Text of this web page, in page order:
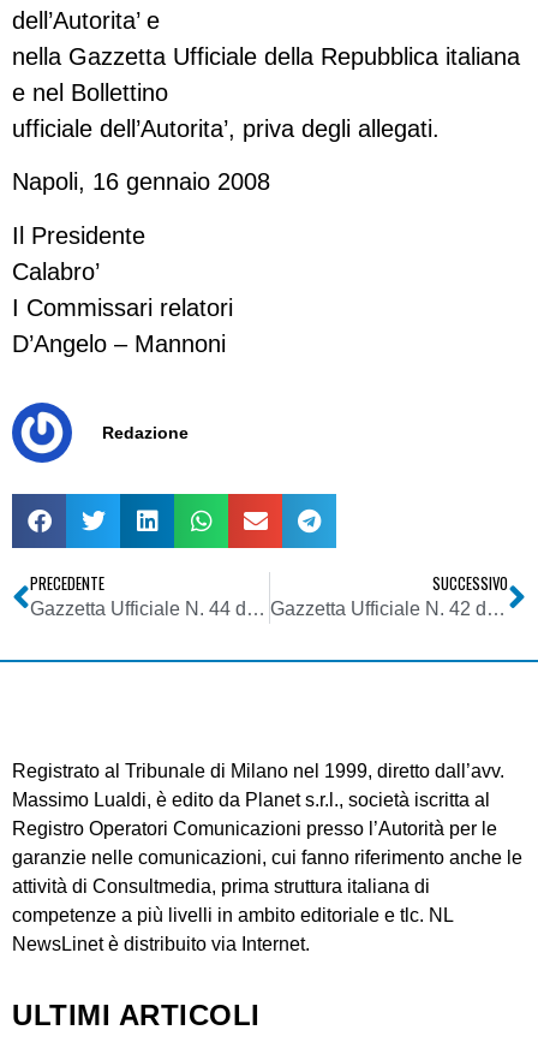
dell’Autorita’ e
nella Gazzetta Ufficiale della Repubblica italiana
e nel Bollettino
ufficiale dell’Autorita’, priva degli allegati.
Napoli, 16 gennaio 2008
Il Presidente
Calabro’
I Commissari relatori
D’Angelo – Mannoni
Redazione
PRECEDENTE
Gazzetta Ufficiale N. 44 del 21 Febbraio 2008 – Agcom Deliberazione 6 febbraio 2008
SUCCESSIVO
Gazzetta Ufficiale N. 42 del 19 Febbraio 2008 – DPR 29 dicembre 2007, n.275
Registrato al Tribunale di Milano nel 1999, diretto dall’avv.
Massimo Lualdi, è edito da Planet s.r.l., società iscritta al
Registro Operatori Comunicazioni presso l’Autorità per le
garanzie nelle comunicazioni, cui fanno riferimento anche le
attività di Consultmedia, prima struttura italiana di
competenze a più livelli in ambito editoriale e tlc. NL
NewsLinet è distribuito via Internet.
ULTIMI ARTICOLI